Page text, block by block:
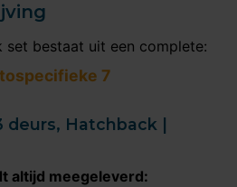
set bestaat uit een complete:
7
deurs, Hatchback |
altijd meegeleverd: